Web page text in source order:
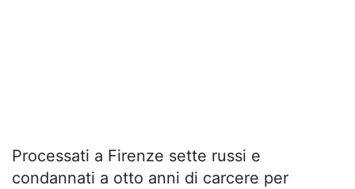
Processati a Firenze sette russi e
condannati a otto anni di carcere per